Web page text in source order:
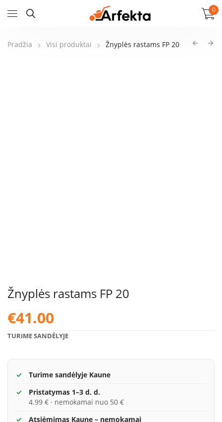
0
Pradžia Visi produktai Žnyplės rastams FP 20
Žnyplės rastams FP 20
€41.00
TURIME SANDĖLYJE
Turime sandėlyje Kaune
Pristatymas 1–3 d. d.
4.99 € · nemokamai nuo 50 €
Atsiėmimas Kaune – nemokamai